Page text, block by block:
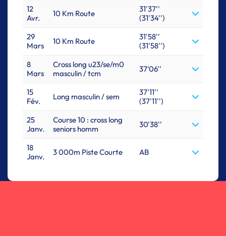
12
Avr.
10 Km Route
31'37''
(31'34'')
29
Mars
10 Km Route
31'58''
(31'58'')
8
Mars
Cross long u23/se/m0
masculin / tcm
37'06''
15
Fév.
Long masculin / sem
37'11''
(37'11'')
25
Janv.
Course 10 : cross long
seniors homm
30'38''
18
Janv.
3 000m Piste Courte AB